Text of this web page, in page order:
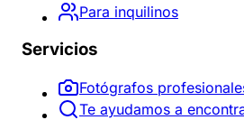
Para inquilinos
Servicios
Fotógrafos
Te ayudamos a